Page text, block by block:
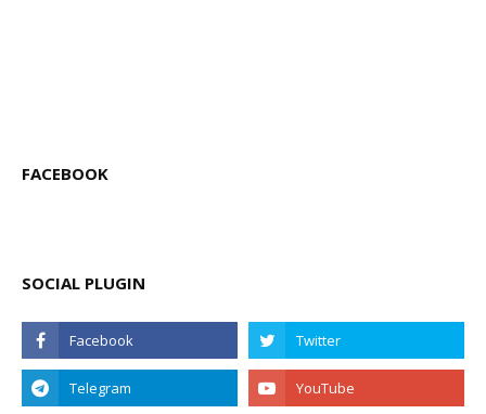
FACEBOOK
SOCIAL PLUGIN